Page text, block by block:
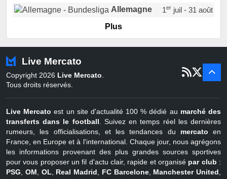
Allemagne
1erjuil - 31 août
Portugal
Pays-Bas
22 juin - 2 sept
Belgique
juil - 31
Plus
Live Mercato
Copyright 2026 Live Mercato.
Tous droits réservés.
Live Mercato est un site d'actualité 100 % dédié au marché des
transferts dans le football . Suivez en temps réel les dernières
rumeurs, les officialisations, et les tendances du mercato en
France, en Europe et à l'international. Chaque jour, nous agrégons
les informations provenant des plus grandes sources sportives
pour vous proposer un fil d'actu clair, rapide et organisé par club :
PSG
OM OL Real Madrid FC Barcelone, Manchester United